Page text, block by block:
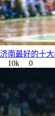
济南最好的十
10k
0